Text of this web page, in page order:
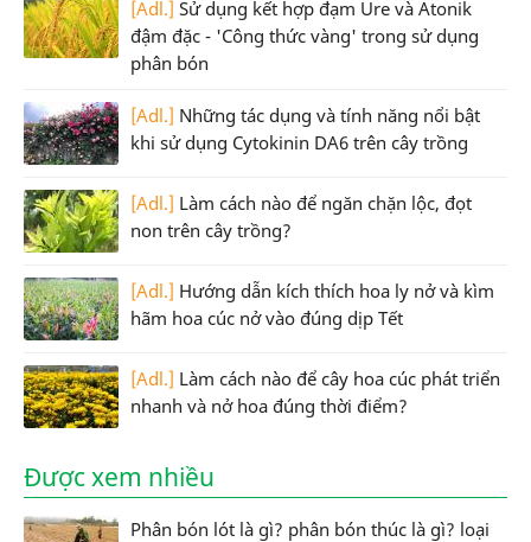
[Adl.] Sử dụng kết hợp đạm Ure và Atonik
đậm đặc - 'Công thức vàng' trong sử dụng
phân bón
[Adl.] Những tác dụng và tính năng nổi bật
khi sử dụng Cytokinin DA6 trên cây trồng
[Adl.] Làm cách nào để ngăn chặn lộc, đọt
non trên cây trồng?
[Adl.] Hướng dẫn kích thích hoa ly nở và kìm
hãm hoa cúc nở vào đúng dịp Tết
[Adl.] Làm cách nào để cây hoa cúc phát triển
nhanh và nở hoa đúng thời điểm?
Được xem nhiều
Phân bón lót là gì? phân bón thúc là gì? loại